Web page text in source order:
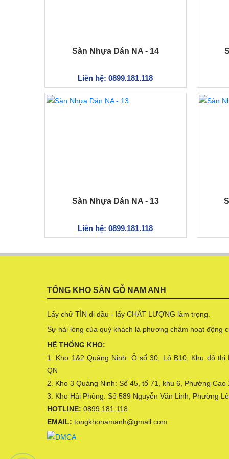
Sàn Nhựa Dán NA - 14
Liên hệ: 0899.181.118
Sàn Nhựa Dán NA - 13
Liên hệ: 0899.181.118
TỔNG KHO SÀN GỖ NAM ANH
Lấy chữ TÍN đi đầu - lấy CHẤT LƯỢNG làm trọng.
Sự hài lòng của quý khách là phương châm hoạt động
HỆ THỐNG KHO:
1. Kho 1&2 Quảng Ninh: Ô số 30, Lô B10, Khu đô
QN
2. Kho 3 Quảng Ninh: Số 45, tổ 71, khu 6, Phường Cao
3. Kho Hải Phòng: Số 589 Nguyễn Văn Linh, Phường
HOTLINE: 0899.181.118
EMAIL: tongkhonamanh@gmail.com